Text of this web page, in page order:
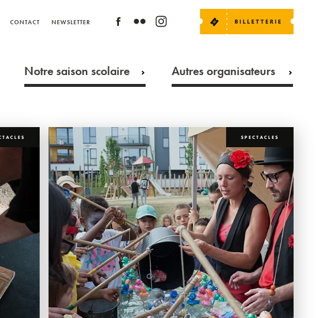
CONTACT NEWSLETTER
Notre saison scolaire Autres organisateurs
SPECTACLES